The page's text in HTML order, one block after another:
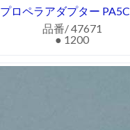
プロペラアダプター
品番/ 47671
● 1200